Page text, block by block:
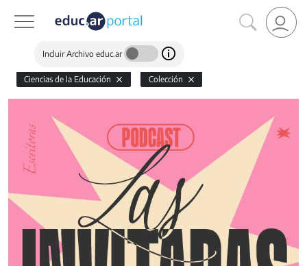
Incluir Archivo educ.ar
Ciencias de la Educación Colección